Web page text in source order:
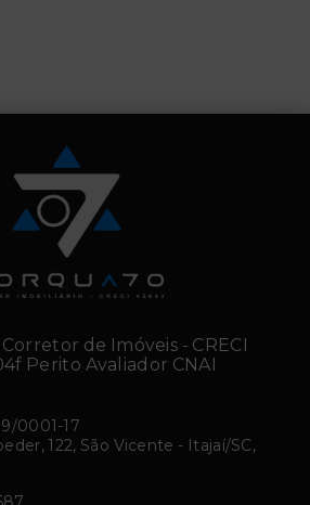
de Imóveis - CRECI
Perito Avaliador CNAI
0001-17
122, São Vicente - Itajaí/SC,